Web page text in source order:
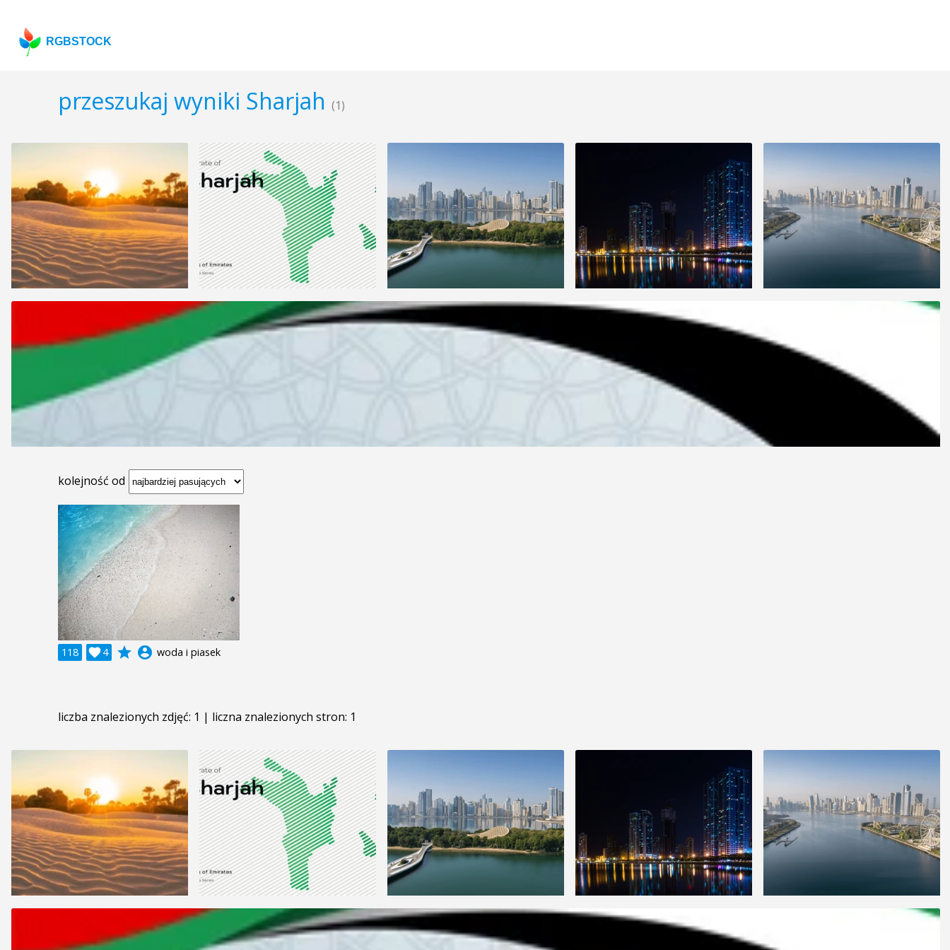
RGBSTOCK
przeszukaj wyniki Sharjah (1)
kolejność od
118 4
 grade account_circle woda i piasek
liczba znalezionych zdjęć: 1 | liczna znalezionych stron: 1